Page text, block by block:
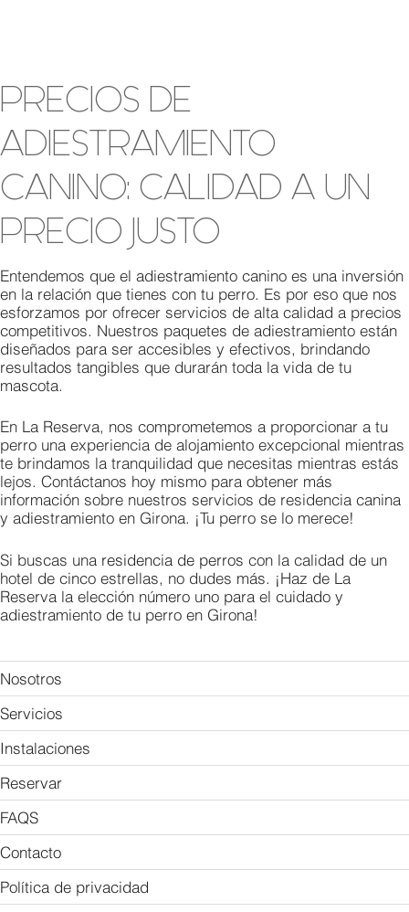
PRECIOS DE
ADIESTRAMIENTO
CANINO: CALIDAD A UN
PRECIO JUSTO
Entendemos que el adiestramiento canino es una inversión
en la relación que tienes con tu perro. Es por eso que nos
esforzamos por ofrecer servicios de alta calidad a precios
competitivos. Nuestros paquetes de adiestramiento están
diseñados para ser accesibles y efectivos, brindando
resultados tangibles que durarán toda la vida de tu
mascota.
En La Reserva, nos comprometemos a proporcionar a tu
perro una experiencia de alojamiento excepcional mientras
te brindamos la tranquilidad que necesitas mientras estás
lejos. Contáctanos hoy mismo para obtener más
información sobre nuestros servicios de residencia canina
y adiestramiento en Girona. ¡Tu perro se lo merece!
Si buscas una residencia de perros con la calidad de un
hotel de cinco estrellas, no dudes más. ¡Haz de La
Reserva la elección número uno para el cuidado y
adiestramiento de tu perro en Girona!
Nosotros
Servicios
Instalaciones
Reservar
FAQS
Contacto
Política de privacidad